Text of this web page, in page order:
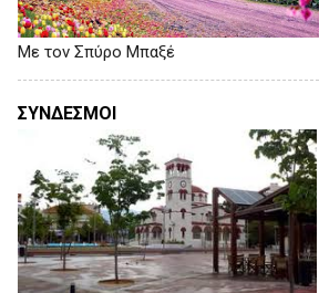
Με τον Σπύρο Μπαξέ
ΣΥΝΔΕΣΜΟΙ